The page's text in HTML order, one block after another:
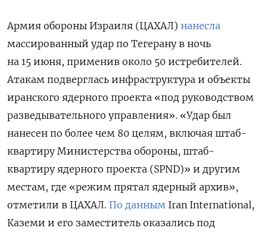
Армия обороны Израиля (ЦАХАЛ) нанесла
массированный удар по Тегерану в ночь
на 15 июня, применив около 50 истребителей.
Атакам подверглась инфраструктура и объекты
иранского ядерного проекта «под руководством
разведывательного управления». «Удар был
нанесен по более чем 80 целям, включая штаб-
квартиру Министерства обороны, штаб-
квартиру ядерного проекта (SPND)» и другим
местам, где «режим прятал ядерный архив»,
отметили в ЦАХАЛ. По данным Iran International,
Каземи и его заместитель оказались под